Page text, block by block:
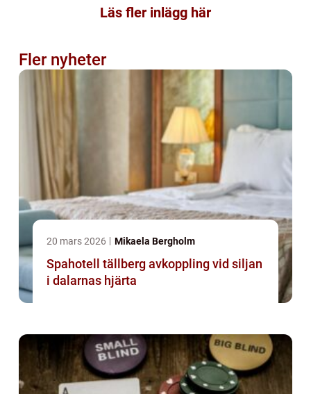
Läs fler inlägg här
Fler nyheter
20 mars 2026 Mikaela Bergholm
Spahotell tällberg avkoppling vid siljan
i dalarnas hjärta